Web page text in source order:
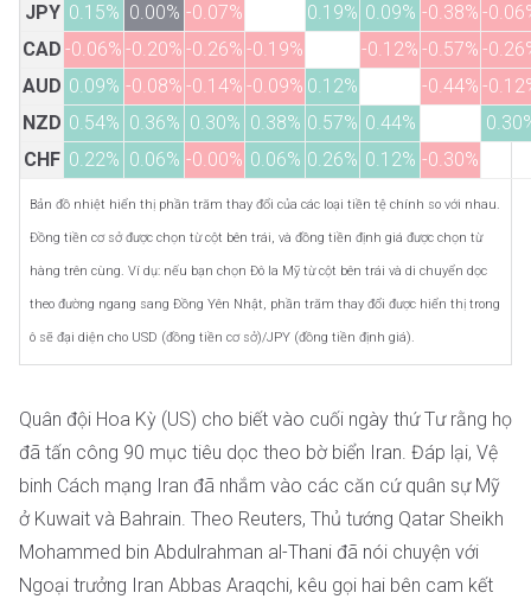
JPY 0.15% 0.00% -0.07% 0.19% 0.09% -0.38% -
CAD -0.06% -0.20% -0.26% -0.19% -0.12% -0.57% -
AUD 0.09% -0.08% -0.14% -0.09% 0.12% -0.44% -
NZD 0.54% 0.36% 0.30% 0.38% 0.57% 0.44%
CHF 0.22% 0.06% -0.00% 0.06% 0.26% 0.12% -0.30%
Bản đồ nhiệt hiển thị phần trăm thay đổi của các loại tiền tệ chính so với nhau.
Đồng tiền cơ sở được chọn từ cột bên trái, và đồng tiền định giá được chọn từ
hàng trên cùng. Ví dụ: nếu bạn chọn Đô la Mỹ từ cột bên trái và di chuyển dọc
theo đường ngang sang Đồng Yên Nhật, phần trăm thay đổi được hiển thị trong
ô sẽ đại diện cho USD (đồng tiền cơ sở)/JPY (đồng tiền định giá).
Quân đội Hoa Kỳ (US) cho biết vào cuối ngày thứ Tư rằng họ
đã tấn công 90 mục tiêu dọc theo bờ biển Iran. Đáp lại, Vệ
binh Cách mạng Iran đã nhắm vào các căn cứ quân sự Mỹ
ở Kuwait và Bahrain. Theo Reuters, Thủ tướng Qatar Sheikh
Mohammed bin Abdulrahman al-Thani đã nói chuyện với
Ngoại trưởng Iran Abbas Araqchi, kêu gọi hai bên cam kết